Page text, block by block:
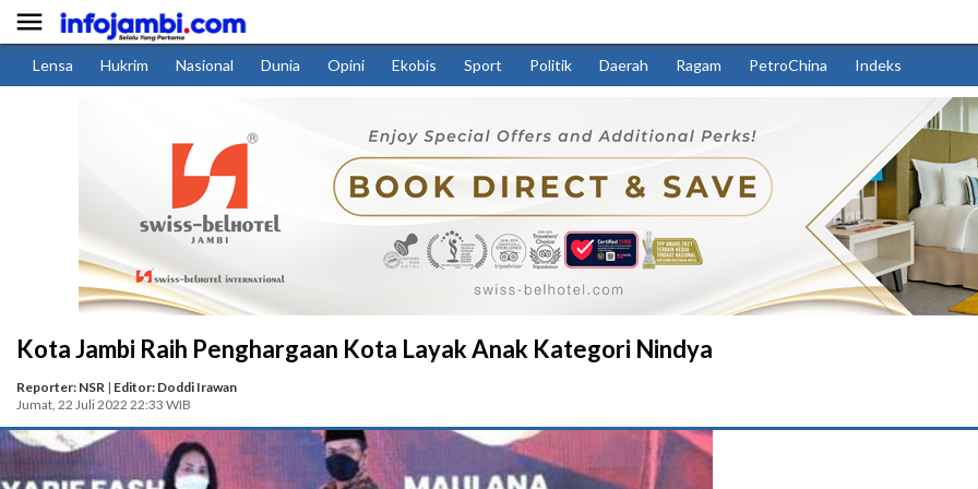

Lensa Hukrim Nasional Dunia Opini Ekobis Sport Politik Daerah Ragam PetroChina Indeks
Kota Jambi Raih Penghargaan Kota Layak Anak Kategori Nindya
Reporter: NSR | Editor: Doddi Irawan
Jumat, 22 Juli 2022 22:33 WIB